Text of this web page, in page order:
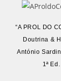
“A PROL DO
Doutrina &
António
1ª Ed.